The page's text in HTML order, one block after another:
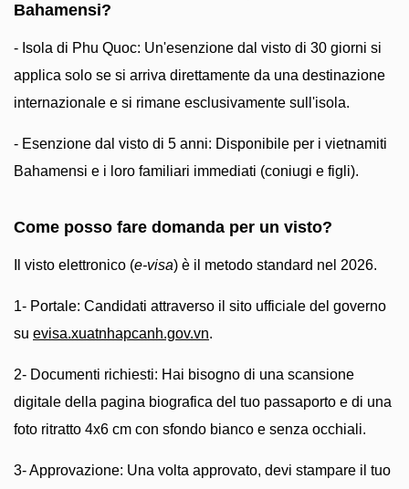
Bahamensi?
- Isola di Phu Quoc: Un'esenzione dal visto di 30 giorni si
applica solo se si arriva direttamente da una destinazione
internazionale e si rimane esclusivamente sull'isola.
- Esenzione dal visto di 5 anni: Disponibile per i vietnamiti
Bahamensi e i loro familiari immediati (coniugi e figli).
Come posso fare domanda per un visto?
Il visto elettronico (e-visa) è il metodo standard nel 2026.
1- Portale: Candidati attraverso il sito ufficiale del governo
su evisa.xuatnhapcanh.gov.vn.
2- Documenti richiesti: Hai bisogno di una scansione
digitale della pagina biografica del tuo passaporto e di una
foto ritratto 4x6 cm con sfondo bianco e senza occhiali.
3- Approvazione: Una volta approvato, devi stampare il tuo